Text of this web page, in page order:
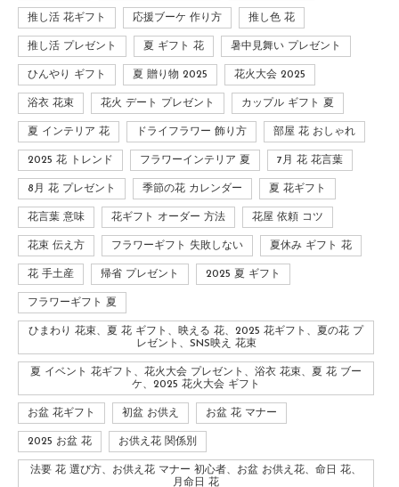
推し活 花ギフト 応援ブーケ 作り方 推し色 花
推し活 プレゼント 夏 ギフト 花 暑中見舞い プレゼント
ひんやり ギフト 夏 贈り物 2025 花火大会 2025
浴衣 花束 花火 デート プレゼント カップル ギフト 夏
夏 インテリア 花 ドライフラワー 飾り方 部屋 花 おしゃれ
2025 花 トレンド フラワーインテリア 夏 7月 花 花言葉
8月 花 プレゼント 季節の花 カレンダー 夏 花ギフト
花言葉 意味 花ギフト オーダー 方法 花屋 依頼 コツ
花束 伝え方 フラワーギフト 失敗しない 夏休み ギフト 花
花 手土産 帰省 プレゼント 2025 夏 ギフト
フラワーギフト 夏
ひまわり 花束、夏 花 ギフト、映える 花、2025 花ギフト、夏の花 プ
レゼント、SNS映え 花束
夏 イベント 花ギフト、花火大会 プレゼント、浴衣 花束、夏 花 ブー
ケ、2025 花火大会 ギフト
お盆 花ギフト 初盆 お供え お盆 花 マナー
2025 お盆 花 お供え花 関係別
法要 花 選び方、お供え花 マナー 初心者、お盆 お供え花、命日 花、
月命日 花